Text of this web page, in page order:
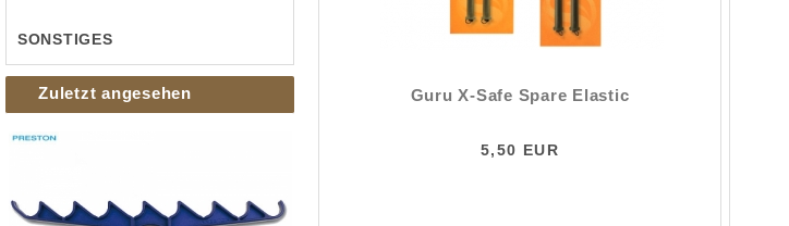
SONSTIGES
Zuletzt angesehen Guru X-Safe Spare Elastic
5,50 EUR